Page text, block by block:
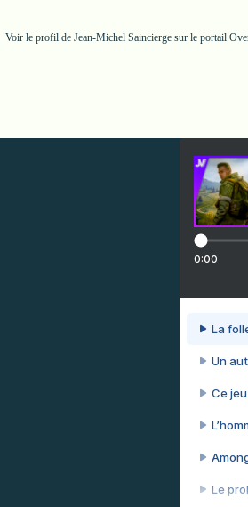
Voir le profil de Jean-Michel Sainciergesur le portail
0:00
La
Un
Ce
Le